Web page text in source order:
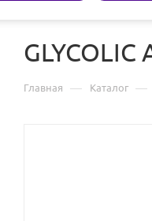
Главная — Каталог —